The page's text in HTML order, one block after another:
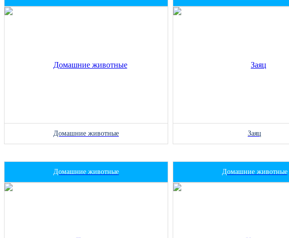
Домашние животные Заяц
Домашние животные Домашние животные